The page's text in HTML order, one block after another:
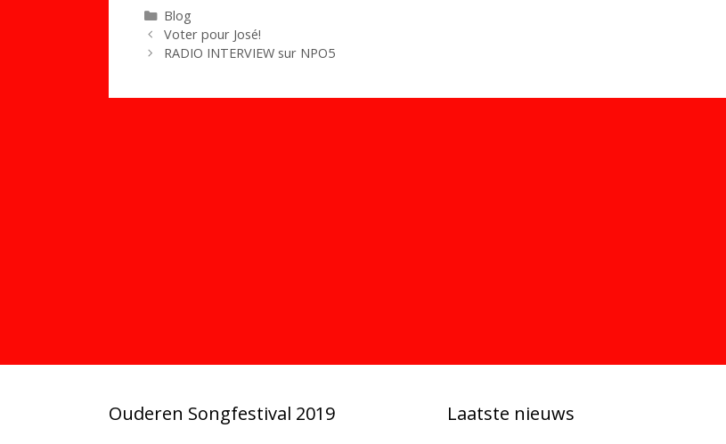
Catégories
Blog
Voter pour José!
RADIO INTERVIEW sur NPO5
Ouderen Songfestival 2019 Laatste nieuws